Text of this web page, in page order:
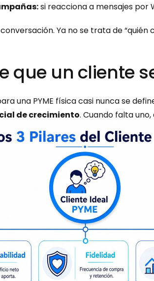
si reacciona a mensajes por
Ya no se trata de
que un cliente
una PYME física casi nunca se
de crecimiento. Cuando falta